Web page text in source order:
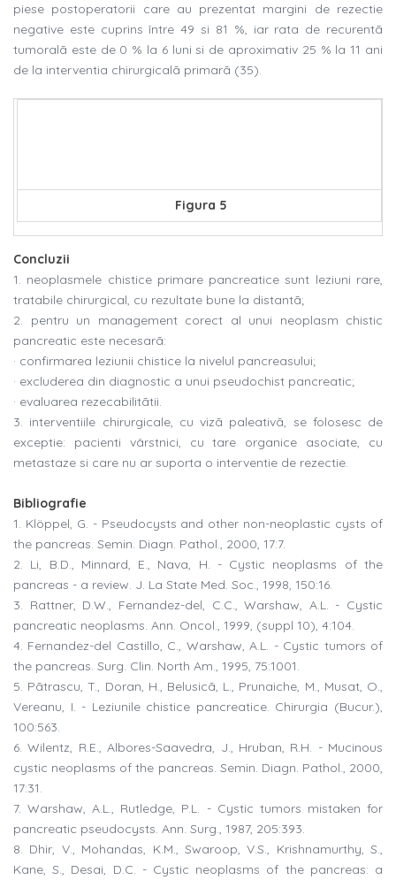
piese postoperatorii care au prezentat margini de rezectie
negative este cuprins între 49 si 81 %, iar rata de recurentã
tumoralã este de 0 % la 6 luni si de aproximativ 25 % la 11 ani
de la interventia chirurgicalã primarã (35).
Figura 5
Concluzii
1. neoplasmele chistice primare pancreatice sunt leziuni rare,
tratabile chirurgical, cu rezultate bune la distantã;
2. pentru un management corect al unui neoplasm chistic
pancreatic este necesarã:
· confirmarea leziunii chistice la nivelul pancreasului;
· excluderea din diagnostic a unui pseudochist pancreatic;
· evaluarea rezecabilitãtii.
3. interventiile chirurgicale, cu vizã paleativã, se folosesc de
exceptie: pacienti vârstnici, cu tare organice asociate, cu
metastaze si care nu ar suporta o interventie de rezectie.
Bibliografie
1. Klöppel, G. - Pseudocysts and other non-neoplastic cysts of
the pancreas. Semin. Diagn. Pathol., 2000, 17:7.
2. Li, B.D., Minnard, E., Nava, H. - Cystic neoplasms of the
pancreas - a review. J. La State Med. Soc., 1998, 150:16.
3. Rattner, D.W., Fernandez-del, C.C., Warshaw, A.L. - Cystic
pancreatic neoplasms. Ann. Oncol., 1999, (suppl 10), 4:104.
4. Fernandez-del Castillo, C., Warshaw, A.L. - Cystic tumors of
the pancreas. Surg. Clin. North Am., 1995, 75:1001.
5. Pãtrascu, T., Doran, H., Belusicã, L., Prunaiche, M., Musat, O.,
Vereanu, I. - Leziunile chistice pancreatice. Chirurgia (Bucur.),
100:563.
6. Wilentz, R.E., Albores-Saavedra, J., Hruban, R.H. - Mucinous
cystic neoplasms of the pancreas. Semin. Diagn. Pathol., 2000,
17:31.
7. Warshaw, A.L., Rutledge, P.L. - Cystic tumors mistaken for
pancreatic pseudocysts. Ann. Surg., 1987, 205:393.
8. Dhir, V., Mohandas, K.M., Swaroop, V.S., Krishnamurthy, S.,
Kane, S., Desai, D.C. - Cystic neoplasms of the pancreas: a